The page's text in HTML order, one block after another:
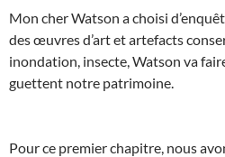
Mon cher Watson a choisi
des œuvres d’art et artefacts
inondation, insecte, Watson va
guettent notre patrimoine.
Pour ce premier chapitre, nous